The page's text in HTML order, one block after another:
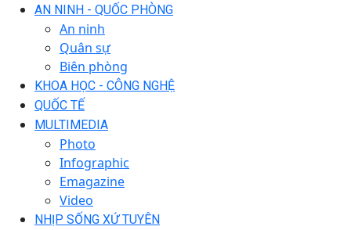
AN NINH - QUỐC PHÒNG
An ninh
Quân sự
Biên phòng
KHOA HỌC - CÔNG NGHỆ
QUỐC TẾ
MULTIMEDIA
Photo
Infographic
Emagazine
Video
NHỊP SỐNG XỨ TUYÊN